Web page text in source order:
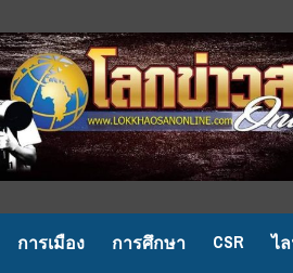
การเมือง การศึกษา CSR ไ